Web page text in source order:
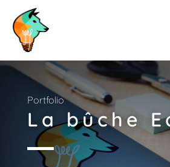
Portfolio
La bûche